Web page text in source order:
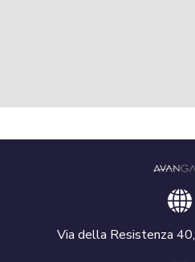
Via della Resistenza